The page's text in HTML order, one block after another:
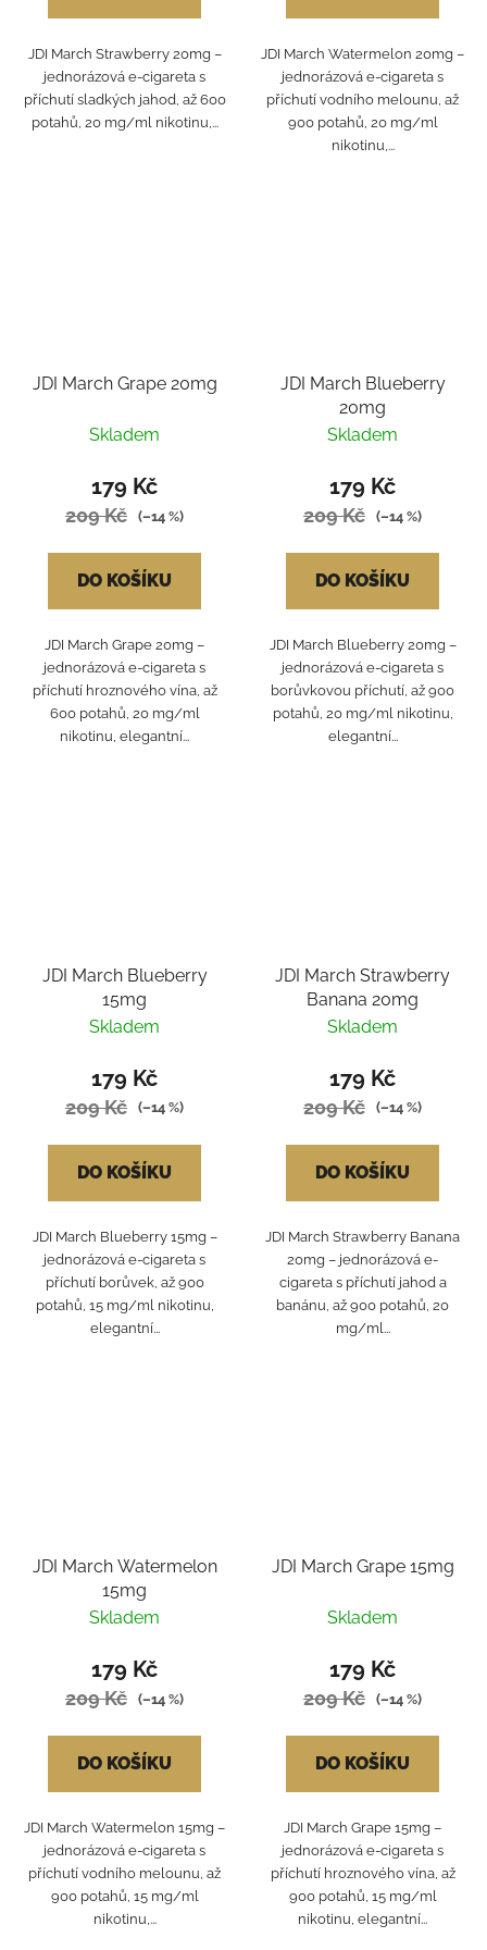
JDI March Strawberry 20mg –
jednorázová e-cigareta s
příchutí sladkých jahod, až 600
potahů, 20 mg/ml nikotinu,...
JDI March Watermelon 20mg –
jednorázová e-cigareta s
příchutí vodního melounu, až
900 potahů, 20 mg/ml
nikotinu,...
JDI March Grape 20mg
Skladem
179 Kč
209 Kč (–14 %)
DO KOŠÍKU
JDI March Grape 20mg –
jednorázová e-cigareta s
příchutí hroznového vína, až
600 potahů, 20 mg/ml
nikotinu, elegantní...
JDI March Blueberry
20mg
Skladem
179 Kč
209 Kč (–14 %)
DO KOŠÍKU
JDI March Blueberry 20mg –
jednorázová e-cigareta s
borůvkovou příchutí, až 900
potahů, 20 mg/ml nikotinu,
elegantní...
JDI March Blueberry
15mg
Skladem
179 Kč
209 Kč (–14 %)
DO KOŠÍKU
JDI March Blueberry 15mg –
jednorázová e-cigareta s
příchutí borůvek, až 900
potahů, 15 mg/ml nikotinu,
elegantní...
JDI March Strawberry
Banana 20mg
Skladem
179 Kč
209 Kč (–14 %)
DO KOŠÍKU
JDI March Strawberry Banana
20mg – jednorázová e-
cigareta s příchutí jahod a
banánu, až 900 potahů, 20
mg/ml...
JDI March Watermelon
15mg
Skladem
179 Kč
209 Kč (–14 %)
DO KOŠÍKU
JDI March Watermelon 15mg –
jednorázová e-cigareta s
příchutí vodního melounu, až
900 potahů, 15 mg/ml
nikotinu,...
JDI March Grape 15mg
Skladem
179 Kč
209 Kč (–14 %)
DO KOŠÍKU
JDI March Grape 15mg –
jednorázová e-cigareta s
příchutí hroznového vína, až
900 potahů, 15 mg/ml
nikotinu, elegantní...